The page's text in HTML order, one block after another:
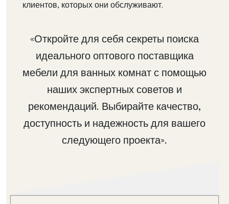
клиентов, которых они обслуживают.
«Откройте для себя секреты поиска
идеального оптового поставщика
мебели для ванных комнат с помощью
наших экспертных советов и
рекомендаций. Выбирайте качество,
доступность и надежность для вашего
следующего проекта».